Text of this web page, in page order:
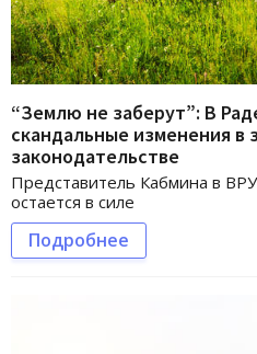
“Землю не заберут”: В
скандальные изменения в
законодательстве
Представитель Кабмина в
остается в силе
Подробнее